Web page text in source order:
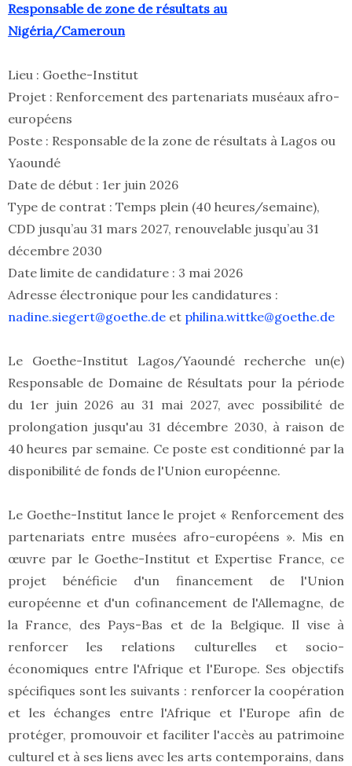
Responsable de zone de résultats au
Nigéria/Cameroun
Lieu : Goethe-Institut
Projet : Renforcement des partenariats muséaux afro-
européens
Poste : Responsable de la zone de résultats à Lagos ou
Yaoundé
Date de début : 1er juin 2026
Type de contrat : Temps plein (40 heures/semaine),
CDD jusqu’au 31 mars 2027, renouvelable jusqu’au 31
décembre 2030
Date limite de candidature : 3 mai 2026
Adresse électronique pour les candidatures :
nadine.siegert@goethe.de et philina.wittke@goethe.de
Le Goethe-Institut Lagos/Yaoundé recherche un(e)
Responsable de Domaine de Résultats pour la période
du 1er juin 2026 au 31 mai 2027, avec possibilité de
prolongation jusqu'au 31 décembre 2030, à raison de
40 heures par semaine. Ce poste est conditionné par la
disponibilité de fonds de l'Union européenne.
Le Goethe-Institut lance le projet « Renforcement des
partenariats entre musées afro-européens ». Mis en
œuvre par le Goethe-Institut et Expertise France, ce
projet bénéficie d'un financement de l'Union
européenne et d'un cofinancement de l'Allemagne, de
la France, des Pays-Bas et de la Belgique. Il vise à
renforcer les relations culturelles et socio-
économiques entre l'Afrique et l'Europe. Ses objectifs
spécifiques sont les suivants : renforcer la coopération
et les échanges entre l'Afrique et l'Europe afin de
protéger, promouvoir et faciliter l'accès au patrimoine
culturel et à ses liens avec les arts contemporains, dans